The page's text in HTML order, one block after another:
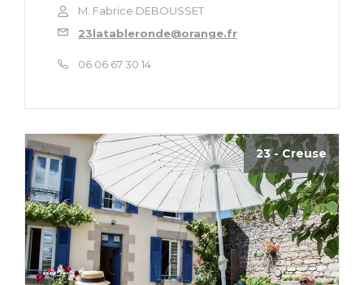
M. Fabrice DEBOUSSET
23latableronde@orange.fr
06 06 67 30 14
23 - Creuse